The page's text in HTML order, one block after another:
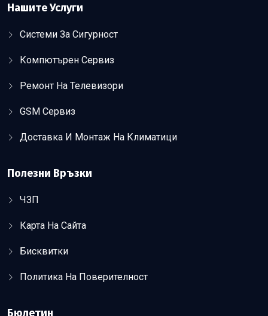
Нашите Услуги
Системи За Сигурност
Компютърен Сервиз
Ремонт На Телевизори
GSM Сервиз
Доставка И Монтаж На Климатици
Полезни Връзки
ЧЗП
Карта На Сайта
Бисквитки
Политика На Поверителност
Бюлетин